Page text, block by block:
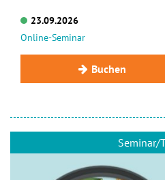
23.09.2026
Online-Seminar
Buchen
Seminar/